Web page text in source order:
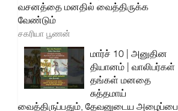
வசனத்தை மனதில் வைத்திருக்க
வேண்டும்
சகரியா பூணன்
மார்ச் 10 | அனுதின
தியானம் | வாலிபர்கள்
தங்கள் மனதை
சுத்தமாய்
வைத்திருப்பதும், தேவனுடைய அழைப்பை